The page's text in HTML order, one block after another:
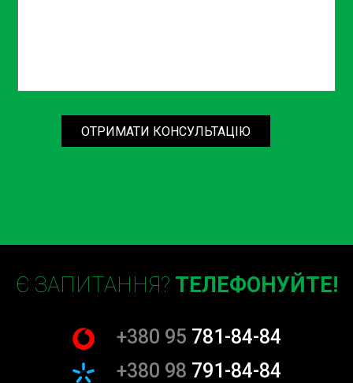
автомобіля.
Наша команда завжди готова запропонувати
індивідуальний підхід до кожного клієнта, що дозволяє
обслуговування автомобіля, який допоможе уникнути
серйозних проблем з двигуном. СТО Sian на Борщагівці
гідравлічних компенсаторів, використовуючи сучасне
обладнання та досвідчених механіків. Не відкладайте
техобслуговування вашого автомобіля на потім –
ОТРИМАТИ КОНСУЛЬТАЦІЮ
Є ЗАПИТАННЯ? ТЕЛЕФОНУЙТЕ!
+380 95 781-84-84
+380 98 791-84-84